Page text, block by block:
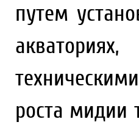
путем
роста мидии